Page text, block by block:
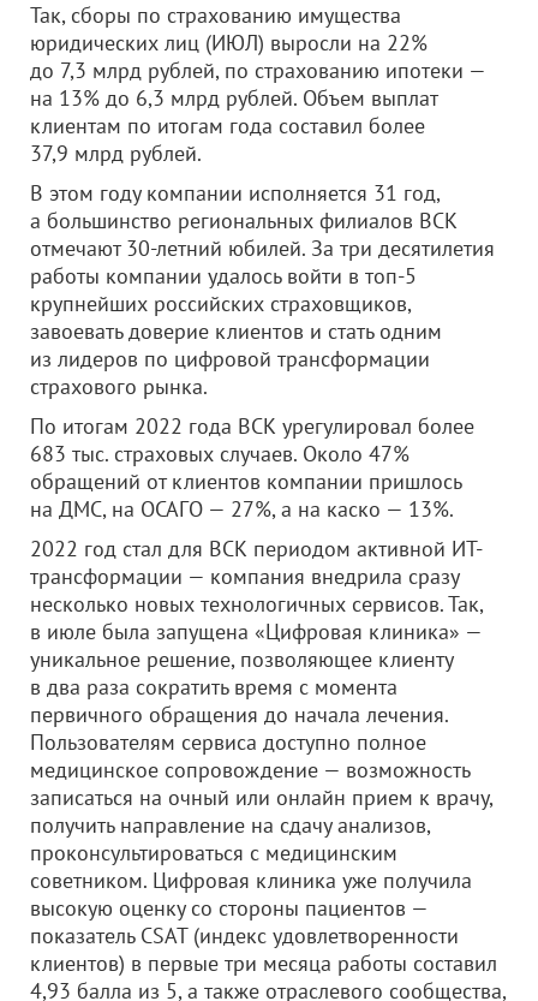
Так, сборы по страхованию имущества
юридических лиц (ИЮЛ) выросли на 22%
до 7,3 млрд рублей, по страхованию ипотеки —
на 13% до 6,3 млрд рублей. Объем выплат
клиентам по итогам года составил более
37,9 млрд рублей.
В этом году компании исполняется 31 год,
а большинство региональных филиалов ВСК
отмечают 30-летний юбилей. За три десятилетия
работы компании удалось войти в топ-5
крупнейших российских страховщиков,
завоевать доверие клиентов и стать одним
из лидеров по цифровой трансформации
страхового рынка.
По итогам 2022 года ВСК урегулировал более
683 тыс. страховых случаев. Около 47%
обращений от клиентов компании пришлось
на ДМС, на ОСАГО — 27%, а на каско — 13%.
2022 год стал для ВСК периодом активной ИТ-
трансформации — компания внедрила сразу
несколько новых технологичных сервисов. Так,
в июле была запущена «Цифровая клиника» —
уникальное решение, позволяющее клиенту
в два раза сократить время с момента
первичного обращения до начала лечения.
Пользователям сервиса доступно полное
медицинское сопровождение — возможность
записаться на очный или онлайн прием к врачу,
получить направление на сдачу анализов,
проконсультироваться с медицинским
советником. Цифровая клиника уже получила
высокую оценку со стороны пациентов —
показатель CSAT (индекс удовлетворенности
клиентов) в первые три месяца работы составил
4,93 балла из 5, а также отраслевого сообщества,